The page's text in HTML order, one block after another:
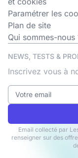
Paramétrer les
Plan de site
Qui sommes-nous
NEWS, TESTS &
Inscrivez vous à
Email collecté par
renseigner sur des